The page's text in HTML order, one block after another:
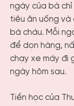
ngày của bà chỉ
tiêu ăn uống và
bà cháu. Mỗi
để dọn hàng,
chạy xe máy đi
ngày hôm sau.
Tiền học của